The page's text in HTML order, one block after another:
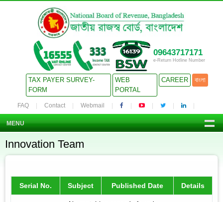
09643717171
e-Return Hotline Number
TAX PAYER SURVEY-
FORM
WEB
PORTAL
CAREER বাংলা
FAQ Contact Webmail
MENU
Innovation Team
Serial No. Subject Published Date Details